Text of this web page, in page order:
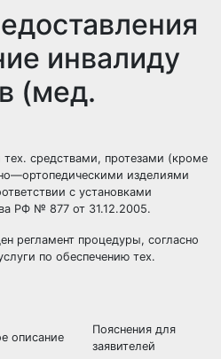
инвалиду
(мед.
средствами, протезами (кроме
изделиями
с установками
РФ № 877 от 31.12.2005.
регламент процедуры, согласно
по обеспечению тех.
описание
Пояснения для
заявителей